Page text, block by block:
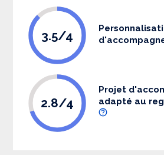
3.5/4
2.8/4
Projet
adapté au